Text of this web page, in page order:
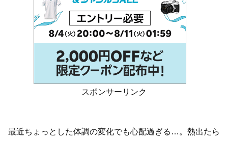
スポンサーリンク
最近ちょっとした体調の変化でも心配過ぎる…。熱出たら